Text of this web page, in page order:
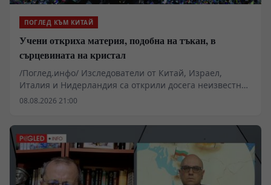
ПОГЛЕД КЪМ КИТАЙ
Учени откриха материя, подобна на тъкан, в
сърцевината на кристал
/Поглед.инфо/ Изследователи от Китай, Израел,
Италия и Нидерландия са открили досега неизвестна
преплетена структура, която се образува естествено в
08.08.2026 21:00